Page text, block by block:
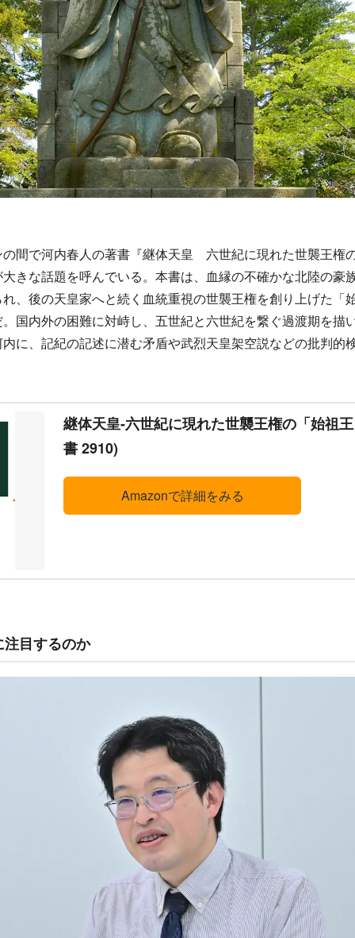
間で河内春人の著書『継体天皇 六世紀に現れた世襲王権
きな話題を呼んでいる。本書は、血縁の不確かな北陸の豪
、後の天皇家へと続く血統重視の世襲王権を創り上げた「
国内外の困難に対峙し、五世紀と六世紀を繋ぐ過渡期を描
に、記紀の記述に潜む矛盾や武烈天皇架空説などの批判的
継体天皇-六世紀に現れた世襲王権の「始祖
書 2910)
Amazonで詳細をみる
目するのか